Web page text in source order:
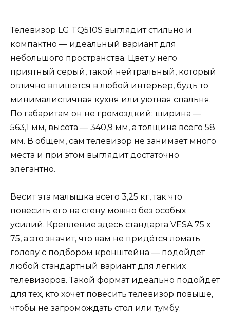
Телевизор LG TQ510S выглядит стильно и
компактно — идеальный вариант для
небольшого пространства. Цвет у него
приятный серый, такой нейтральный, который
отлично впишется в любой интерьер, будь то
минималистичная кухня или уютная спальня.
По габаритам он не громоздкий: ширина —
563,1 мм, высота — 340,9 мм, а толщина всего 58
мм. В общем, сам телевизор не занимает много
места и при этом выглядит достаточно
элегантно.
Весит эта малышка всего 3,25 кг, так что
повесить его на стену можно без особых
усилий. Крепление здесь стандарта VESA 75 x
75, а это значит, что вам не придётся ломать
голову с подбором кронштейна — подойдёт
любой стандартный вариант для лёгких
телевизоров. Такой формат идеально подойдёт
для тех, кто хочет повесить телевизор повыше,
чтобы не загромождать стол или тумбу.